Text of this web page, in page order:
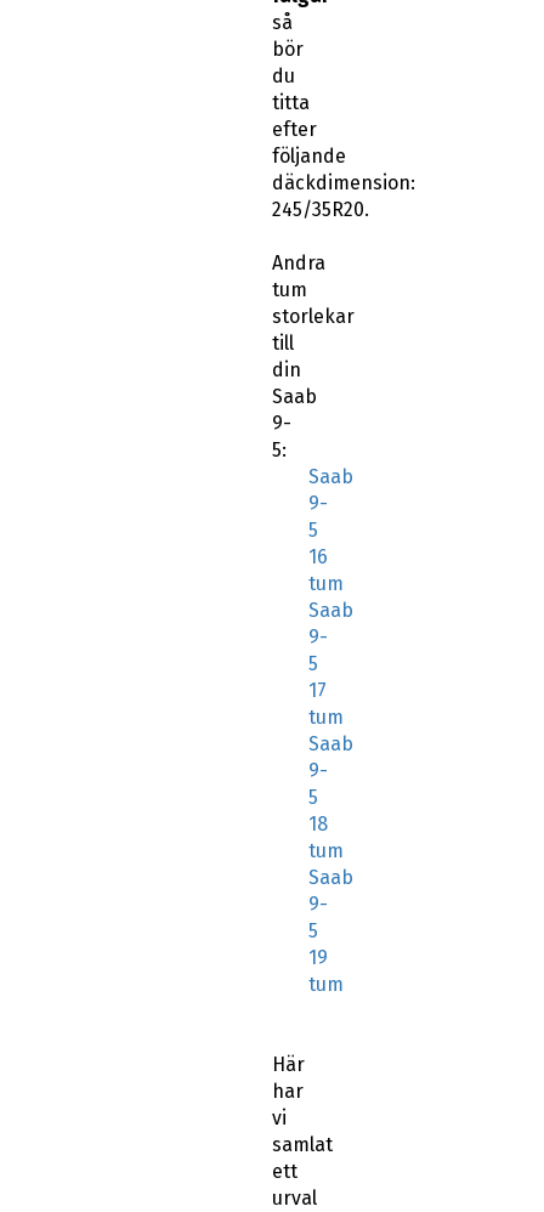
så
bör
du
titta
efter
följande
däckdimension:
245/35R20.
Andra
tum
storlekar
till
din
Saab
9-
5:
Saab
9-
5
16
tum
Saab
9-
5
17
tum
Saab
9-
5
18
tum
Saab
9-
5
19
tum
Här
har
vi
samlat
ett
urval